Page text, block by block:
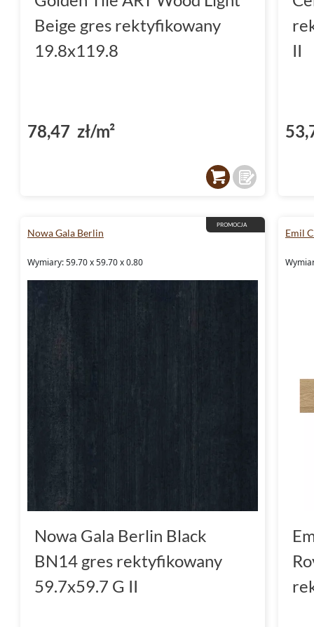
Beige gres rektyfikowany
19.8x119.8
78,47 zł/m²
II
PROMOCJA
Nowa Gala Berlin
Wymiary: 59.70 x 59.70 x 0.80
Nowa Gala Berlin Black
BN14 gres rektyfikowany
59.7x59.7 G II
Emil